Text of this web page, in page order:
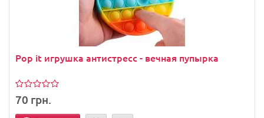
Pop it игрушка антистресс - вечная пупырка
70 грн.